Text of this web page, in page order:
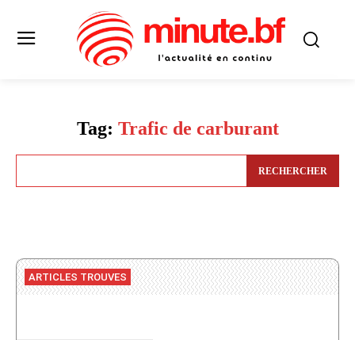
Tag: Trafic de carburant
RECHERCHER
ARTICLES TROUVES